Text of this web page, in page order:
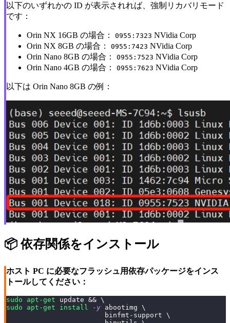
以下のいずれかの ID が表示されれば、強制リカバリモード
です：
Orin NX 16GB の場合： 0955:7323 NVidia Corp
Orin NX 8GB の場合：
0955:7423 NVidia Corp
Orin Nano 8GB の場合：
0955:7523 NVidia Corp
Orin Nano 4GB の場合：
0955:7623 NVidia Corp
以下は Orin Nano 8GB の例：
📦 依存関係をインストール
ホスト PC に必要なフラッシュ用依存パッケージをインス
トールしてください：
sudo apt-get update && \
sudo
apt-get install -y abootimg \
                        binfmt-support
\